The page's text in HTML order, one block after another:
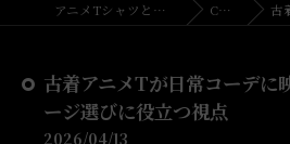
アニメTシャツとリメイク・古着の古着屋月暈 COLUMN 古着
古着アニメTが日常コーデに
ージ選びに役立つ視点
2026/04/13